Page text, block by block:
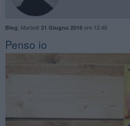
Blog Martedì 21 Giugno 2016ore 12:46
Penso io